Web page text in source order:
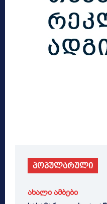
პოპულარული
ახალი ამბები